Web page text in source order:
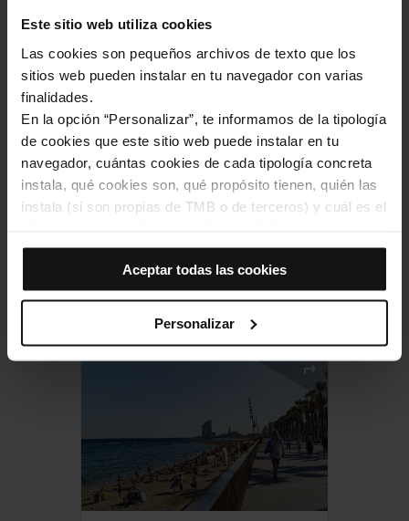
Este sitio web utiliza cookies
Las cookies son pequeños archivos de texto que los
sitios web pueden instalar en tu navegador con varias
finalidades.
En la opción “Personalizar”, te informamos de la tipología
de cookies que este sitio web puede instalar en tu
navegador, cuántas cookies de cada tipología concreta
instala, qué cookies son, qué propósito tienen, quién las
instala (si son propias de TMB o de terceros) y cuál es el
navegador. Si el panel de cookies muestra (0), significa
que no instala ninguna cookie de esta tipología.
Si eliges la opción “Aceptar todas las cookies”, permites
que todas estas cookies se instalen en tu navegador.
tipología de cookies permite indicar si quieres que se
Una vez que hayas marcado tus preferencias, debes
hacer clic en “Seleccionar y configurar”. Así se instalarán
solo las cookies de la tipología que hayas seleccionado
previamente. Te sugerimos que selecciones las cookies
de personalización, porque permiten recordar tus
opciones de navegación (como el idioma) y mejoran tu
Aceptar todas las cookies
Personalizar
Parque de Diagonal Mar
Torre de las Aguas del